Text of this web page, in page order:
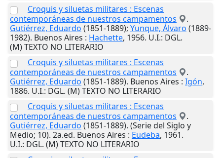
Croquis y siluetas militares : Escenas
contemporáneas de nuestros campamentos
.
Gutiérrez, Eduardo (1851-1889); Yunque, Álvaro (1889-
1982). Buenos Aires : Hachette, 1956. U.I.: DGL.
(M) TEXTO NO LITERARIO
Croquis y siluetas militares : Escenas
contemporáneas de nuestros campamentos
.
Gutiérrez, Eduardo (1851-1889). Buenos Aires : Igón,
1886. U.I.: DGL. (M) TEXTO NO LITERARIO
Croquis y siluetas militares : Escenas
contemporáneas de nuestros campamentos
.
Gutiérrez, Eduardo (1851-1889). (Serie del Siglo y
Medio; 10). 2a.ed. Buenos Aires : Eudeba, 1961.
U.I.: DGL. (M) TEXTO NO LITERARIO